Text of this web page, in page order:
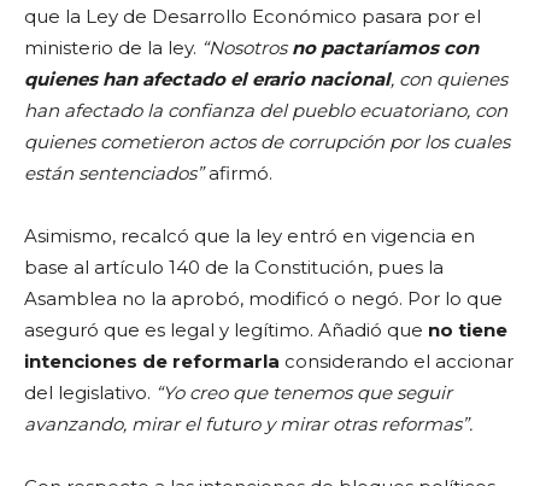
que la Ley de Desarrollo Económico pasara por el
ministerio de la ley. “Nosotros no pactaríamos con
quienes han afectado el erario nacional, con quienes
han afectado la confianza del pueblo ecuatoriano, con
quienes cometieron actos de corrupción por los cuales
están sentenciados”afirmó.
Asimismo, recalcó que la ley entró en vigencia en
base al artículo 140 de la Constitución, pues la
Asamblea no la aprobó, modificó o negó. Por lo que
aseguró que es legal y legítimo. Añadió que no tiene
intenciones de reformarla considerando el accionar
del legislativo. “Yo creo que tenemos que seguir
avanzando, mirar el futuro y mirar otras reformas”.